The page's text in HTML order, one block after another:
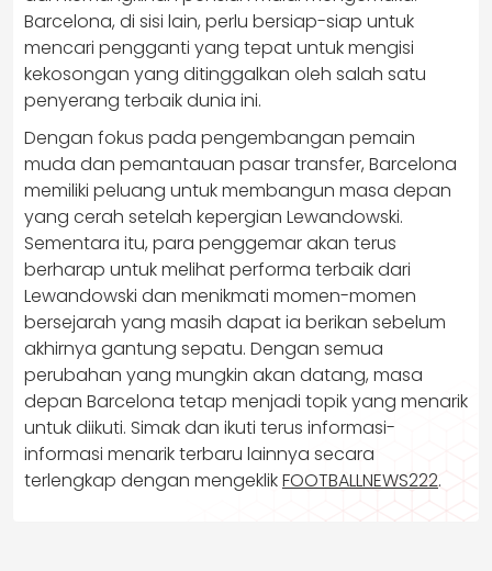
Barcelona, di sisi lain, perlu bersiap-siap untuk
mencari pengganti yang tepat untuk mengisi
kekosongan yang ditinggalkan oleh salah satu
penyerang terbaik dunia ini.
Dengan fokus pada pengembangan pemain
muda dan pemantauan pasar transfer, Barcelona
memiliki peluang untuk membangun masa depan
yang cerah setelah kepergian Lewandowski.
Sementara itu, para penggemar akan terus
berharap untuk melihat performa terbaik dari
Lewandowski dan menikmati momen-momen
bersejarah yang masih dapat ia berikan sebelum
akhirnya gantung sepatu. Dengan semua
perubahan yang mungkin akan datang, masa
depan Barcelona tetap menjadi topik yang menarik
untuk diikuti. Simak dan ikuti terus informasi-
informasi menarik terbaru lainnya secara
terlengkap dengan mengeklikFOOTBALLNEWS222.